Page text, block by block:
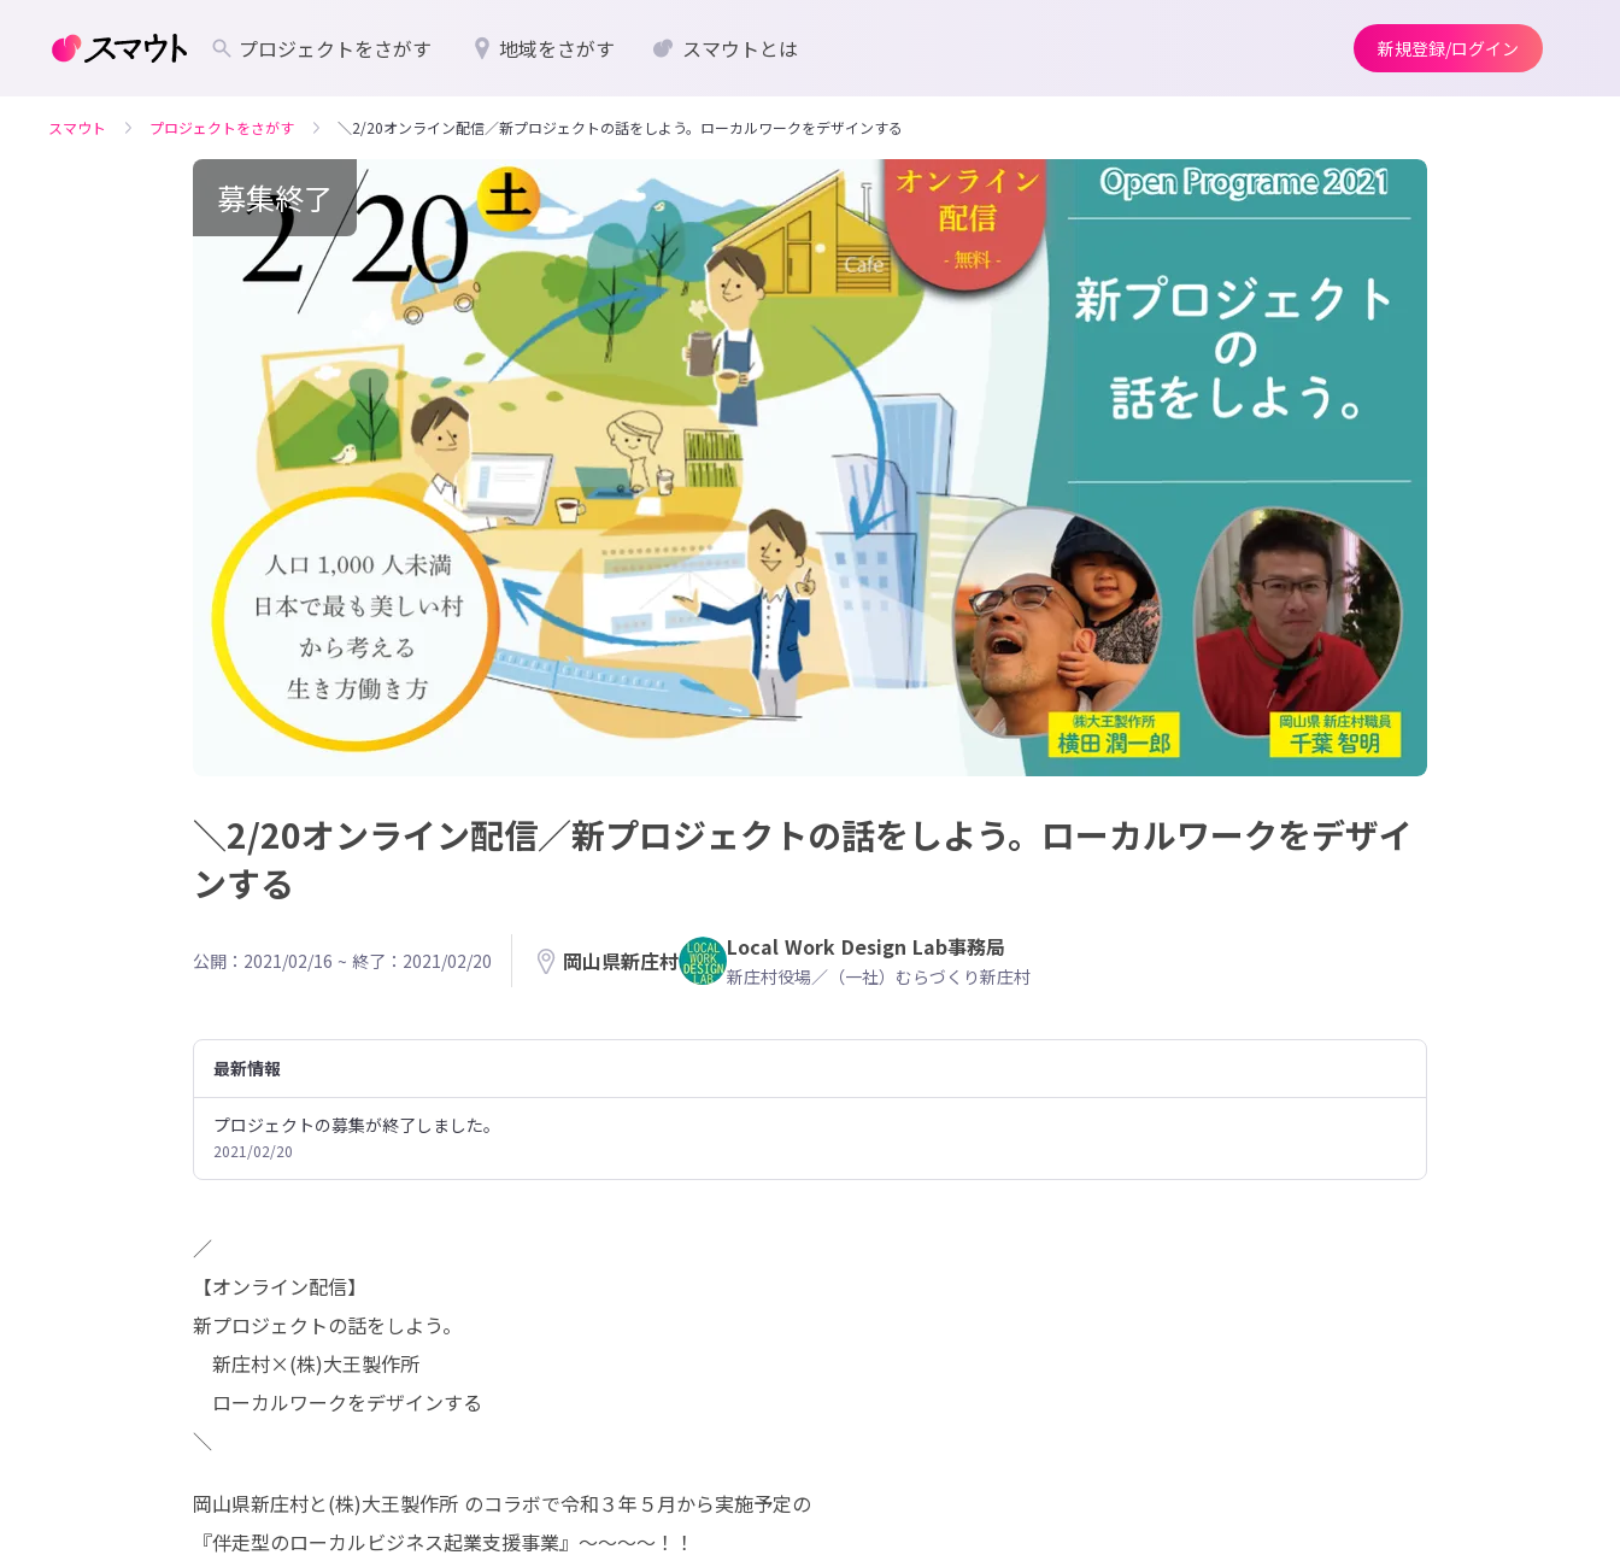
プロジェクトをさがす 地域をさがす スマウトとは 新規登録/ログイン
スマウト プロジェクトをさがす ＼2/20オンライン配信／新プロジェクトの話をしよう。ローカルワークをデザインする
募集終了
＼2/20オンライン配信／新プロジェクトの話をしよう。ローカルワークをデザイ
ンする
公開：2021/02/16 ~ 終了：2021/02/20 岡山県新庄村 Local Work Design Lab事務局
新庄村役場／（一社）むらづくり新庄村
最新情報
プロジェクトの募集が終了しました。
2021/02/20
／
【オンライン配信】
新プロジェクトの話をしよう。
新庄村×(株)大王製作所
ローカルワークをデザインする
＼
岡山県新庄村と(株)大王製作所 のコラボで令和３年５月から実施予定の
『伴走型のローカルビジネス起業支援事業』～～～～！！